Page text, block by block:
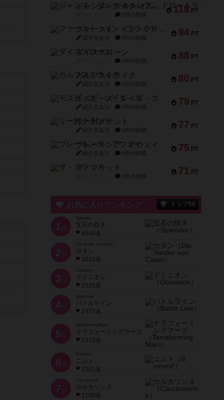
118 PT
ジャンヌ・ダルク-オルレアン ドロー＆ライト
5件の投稿
94 PT
ファースト・イン・フライト
紹介文あり 3件の投稿
88 PT
ダイススローン
1件の投稿
80 PT
ガルフストライク
紹介文あり 1件の投稿
79 PT
モズビ－ズ・レイダ－ズ
紹介文あり 1件の投稿
77 PT
リー対グラント
紹介文あり 1件の投稿
75 PT
ブレーキング・アウェイ
紹介文あり 4件の投稿
71 PT
ザ・フラッド
1件の投稿
お気に入りランキング トップ50
1 位
宝石の煌き
4040名
2 位
Die Siedler von Catan
カタン
3616名
3 位
ドミニオン
2528名
4位
Battle Line
バトルライン
2377名
5 位
Terraforming Mars
テラフォーミングマーズ
2370名
6 位
ニムト
2201名
7 位
Carcassonne
カルカソンヌ
2190名